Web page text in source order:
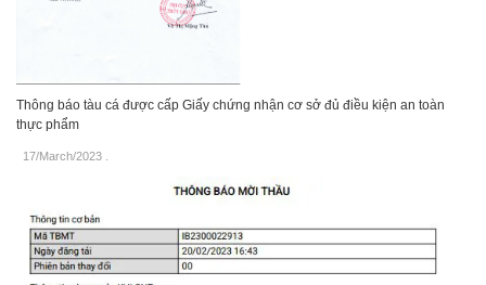
Thông báo tàu cá được cấp Giấy chứng nhận cơ sở đủ điều kiện an toàn
thực phẩm
17/March/2023